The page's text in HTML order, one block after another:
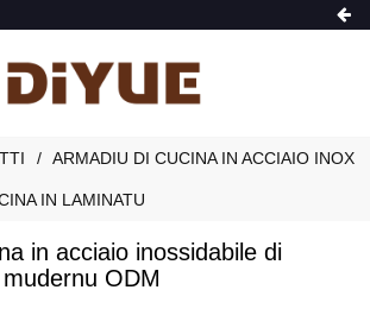
ARMADIU DI CUCINA IN ACCIAIO INOX
IN LAMINATU
in acciaio inossidabile di
ODM